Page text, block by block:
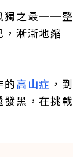
獨之最──整
漸漸地縮
的高山症 ，到
黑，在挑戰